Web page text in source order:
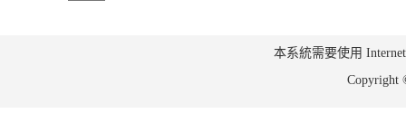
本系統需要使用
Copyright